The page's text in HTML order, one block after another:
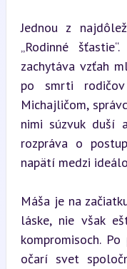
Jednou z
„Rodinné
zachytáva vzťah
po smrti
Michajličom,
nimi súzvuk duší
rozpráva o
napätí medzi
Máša je na
láske, nie však
kompromisoch.
očarí svet